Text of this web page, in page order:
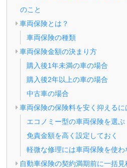
のこと
車両保険とは？
車両保険の種類
車両保険金額の決まり方
購入後1年未満の車の場合
購入後2年以上の車の場合
中古車の場合
車両保険の保険料を安く抑えるに
エコノミー型の車両保険を選ぶ
免責金額を高く設定しておく
軽微な修理には車両保険を使わ
自動車保険の契約満期前に一括